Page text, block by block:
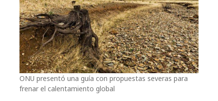
ONU presentó una guía con propuestas severas para
frenar el calentamiento global